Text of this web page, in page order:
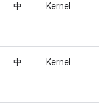
中 Kernel
中 Kernel